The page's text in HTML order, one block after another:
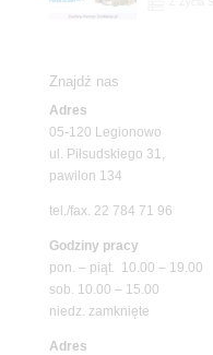
Znajdź nas
Adres
05-120 Legionowo
ul. Piłsudskiego 31,
pawilon 134
tel./fax. 22 784 71 96
Godziny pracy
pon. – piąt. 10.00 – 19.00
sob. 10.00 – 15.00
niedz. zamknięte
Adres